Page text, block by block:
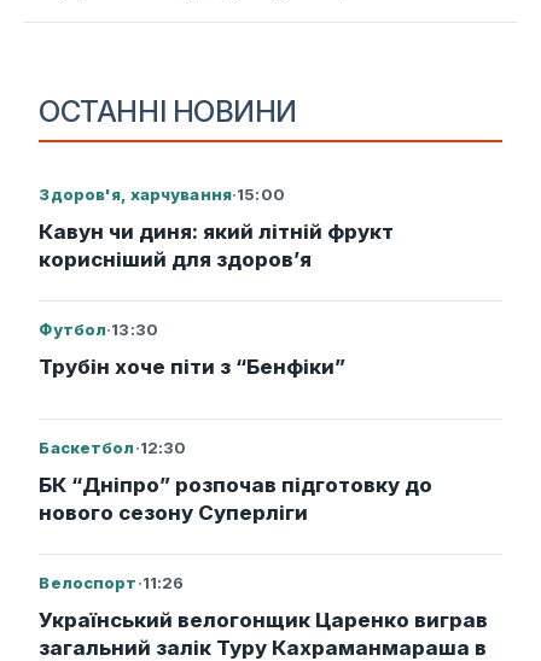
ОСТАННІ НОВИНИ
Здоров'я, харчування·15:00
Кавун чи диня: який літній фрукт
корисніший для здоров’я
Футбол·13:30
Трубін хоче піти з “Бенфіки”
Баскетбол·12:30
БК “Дніпро” розпочав підготовку до
нового сезону Суперліги
Велоспорт·11:26
Український велогонщик Царенко виграв
загальний залік Туру Кахраманмараша в